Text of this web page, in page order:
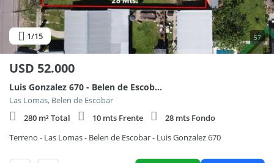
1/15 57
USD 52.000
Luis Gonzalez 670 - Belen de Escobar
Las Lomas, Belen de Escobar
280 m² Total
10 mts Frente
28 mts Fondo
Terreno - Las Lomas - Belen de Escobar - Luis Gonzalez 670